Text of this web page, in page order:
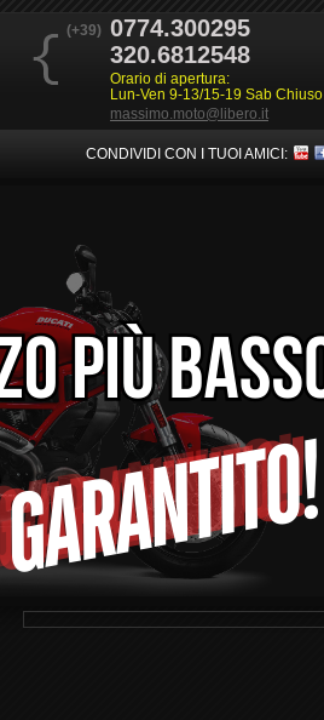
(+39) 0774.300295
320.6812548
Orario di apertura:
Lun-Ven 9-13/15-19 Sab Chiuso
massimo.moto@libero.it
CONDIVIDI CON I TUOI AMICI: